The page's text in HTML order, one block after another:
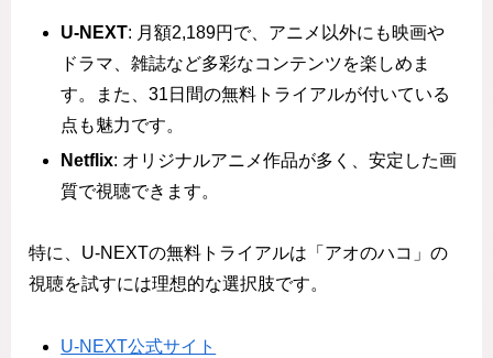
U-NEXT: 月額2,189円で、アニメ以外にも映画や
ドラマ、雑誌など多彩なコンテンツを楽しめま
す。また、31日間の無料トライアルが付いている
点も魅力です。
Netflix: オリジナルアニメ作品が多く、安定した画
質で視聴できます。
特に、U-NEXTの無料トライアルは「アオのハコ」の
視聴を試すには理想的な選択肢です。
U-NEXT公式サイト